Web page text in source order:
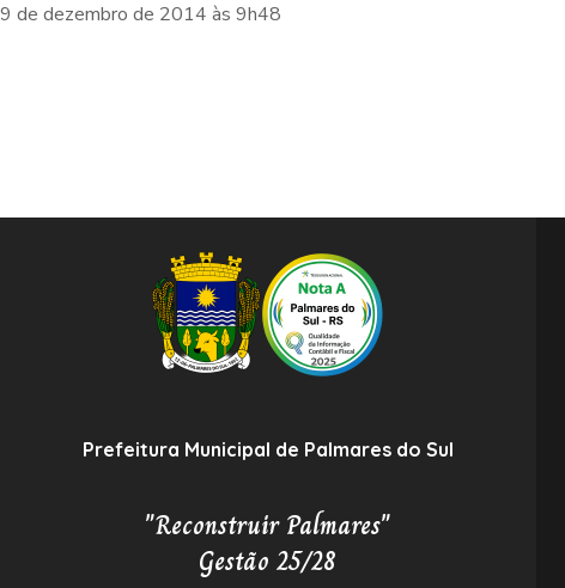
9 de dezembro de 2014 às 9h48
Prefeitura Municipal de Palmares do Sul
"Reconstruir Palmares"
Gestão 25/28